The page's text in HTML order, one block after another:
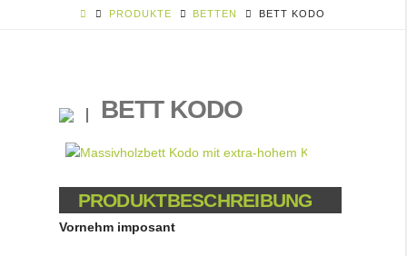
PRODUKTE BETTEN BETT KODO
BETT KODO
PRODUKTBESCHREIBUNG
Vornehm imposant